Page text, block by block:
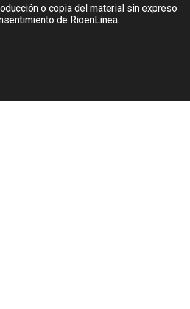
o copia del material sin expreso
de RioenLinea.